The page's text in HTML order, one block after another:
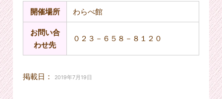
開催場所 わらべ館
お問い合
わせ先
０２３－６５８－８１２０
掲載日： 2019年7月19日